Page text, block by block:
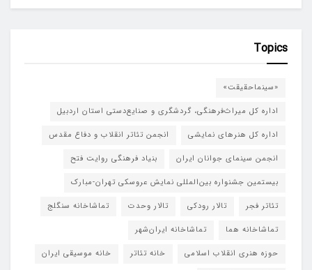
Topics
«سینماحقیقت»
اداره کل میراث‌فرهنگی، گردشگری و صنایع‌دستی استان اردبیل
اداره کل هنرهای نمایشی
انجمن تئاتر انقلاب و دفاع مقدس
انجمن سینمای جوانان ایران
بنیاد فرهنگی روایت فتح
بیستمین جشنواره بین‌المللی نمایش عروسکی تهران-مبارک
تئاتر فجر
تالار رودکی تالار وحدت
تماشاخانه سنگلج
تماشاخانه هما
تماشاخانه‌ ایران‌شهر
حوزه هنری انقلاب اسلامی
خانه تئاتر
خانه موسیقی ایران